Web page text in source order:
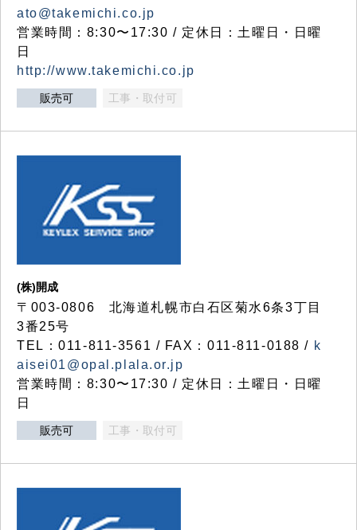
ato@takemichi.co.jp
営業時間：8:30〜17:30 / 定休日：土曜日・日曜
日
http://www.takemichi.co.jp
販売可 工事・取付可
(株)開成
〒003-0806 北海道札幌市白石区菊水6条3丁目
3番25号
TEL：011-811-3561 / FAX：011-811-0188 / k
aisei01@opal.plala.or.jp
営業時間：8:30〜17:30 / 定休日：土曜日・日曜
日
販売可 工事・取付可